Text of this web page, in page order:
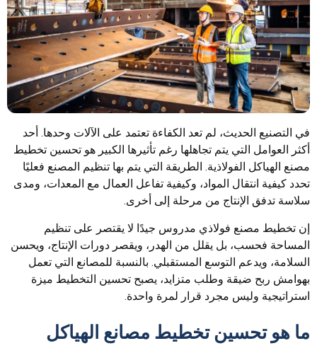
في التصنيع الحديث، لم تعد الكفاءة تعتمد على الآلات وحدها. أحد
أكثر العوامل التي يتم تجاهلها رغم تأثيرها الكبير هو تحسين تخطيط
مصنع الهياكل الفولاذية. الطريقة التي يتم بها تنظيم المصنع فعليًا
تحدد كيفية انتقال المواد، وكيفية تفاعل العمال مع المعدات، ومدى
سلاسة تدفق الإنتاج من مرحلة إلى أخرى.
إن تخطيط مصنع فولاذي مدروس جيدًا لا يقتصر على تنظيم
المساحة فحسب، بل يقلل من الهدر، ويقصر دورات الإنتاج، ويحسن
السلامة، ويدعم التوسع المستقبلي. بالنسبة للمصانع التي تعمل
بهوامش ربح ضيقة وطلب متزايد، يصبح تحسين التخطيط ميزة
استراتيجية وليس مجرد قرار لمرة واحدة.
ما هو تحسين تخطيط مصانع الهياكل